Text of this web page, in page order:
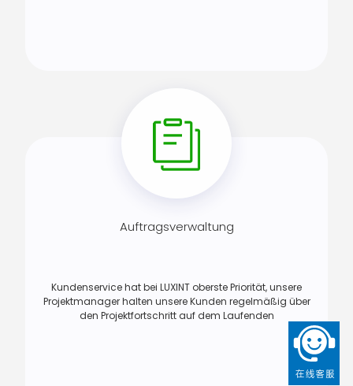
Auftragsverwaltung
Kundenservice hat bei LUXINT oberste Priorität, unsere
Projektmanager halten unsere Kunden regelmäßig über
den Projektfortschritt auf dem Laufenden